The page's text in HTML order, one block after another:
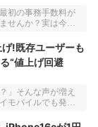
は、この弱点もう
なすことができる
もお得になる
から、電波の不安
解説していきま
初の事務手数料が
せんか？実は今、
ほぼゼロ＆データ
ペーンが開催中な
している人に向け
意点をわかりやす
る今がチャンスで
げ!既存ユーザーも
“値上げ回避
」そんな声が増え
モバイルでも発表
年6月2日から月
となっています。た